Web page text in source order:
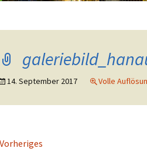
14. September 2017 Volle
Vorheriges